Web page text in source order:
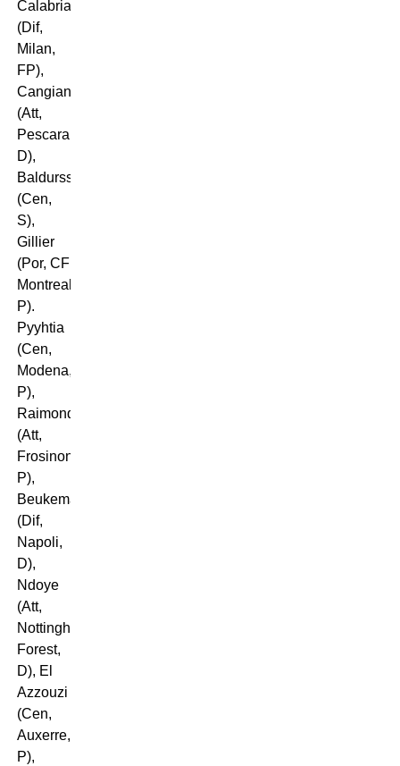
Calabria
(Dif,
Milan,
FP),
Cangiano
(Att,
Pescara,
D),
Baldursson
(Cen,
S),
Gillier
(Por, CF
Montreal,
P).
Pyyhtia
(Cen,
Modena,
P),
Raimondo
(Att,
Frosinone,
P),
Beukema
(Dif,
Napoli,
D),
Ndoye
(Att,
Nottingham
Forest,
D), El
Azzouzi
(Cen,
Auxerre,
P),